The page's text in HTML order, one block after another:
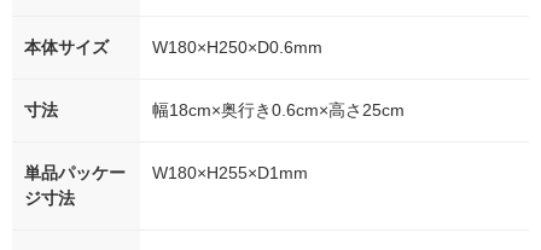
本体サイズ W180×H250×D0.6mm
寸法 幅18cm×奥行き0.6cm×高さ25cm
単品パッケー
ジ寸法
W180×H255×D1mm